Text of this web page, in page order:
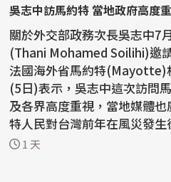
吳志中訪馬約特 當地政府高度
關於外交部政務次長吳志中7
(Thani Mohamed Soilihi)邀
法國海外省馬約特(Mayotte)
(5日)表示，吳志中這次訪問
及各界高度重視，當地媒體
特人民對台灣前年在風災發
感謝，...
1 天